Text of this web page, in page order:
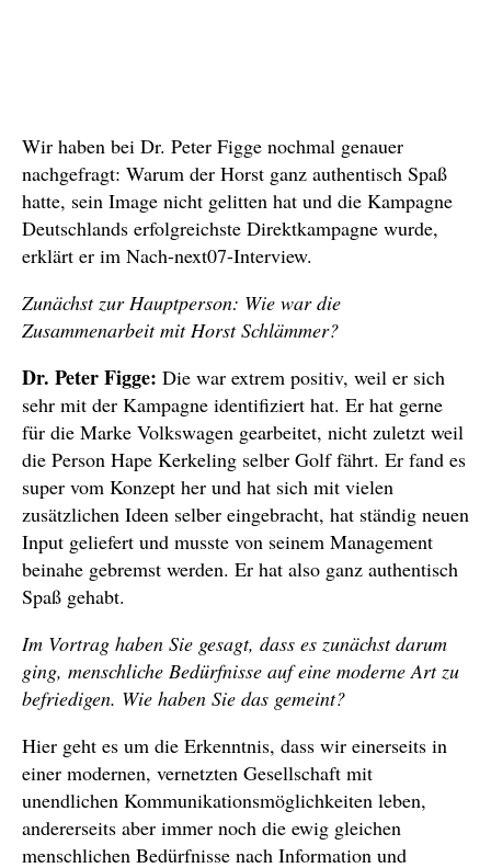
Wir haben bei Dr. Peter Figge nochmal genauer
nachgefragt: Warum der Horst ganz authentisch Spaß
hatte, sein Image nicht gelitten hat und die Kampagne
Deutschlands erfolgreichste Direktkampagne wurde,
erklärt er im Nach-next07-Interview.
Zunächst zur Hauptperson: Wie war die
Zusammenarbeit mit Horst Schlämmer?
Dr. Peter Figge: Die war extrem positiv, weil er sich
sehr mit der Kampagne identifiziert hat. Er hat gerne
für die Marke Volkswagen gearbeitet, nicht zuletzt weil
die Person Hape Kerkeling selber Golf fährt. Er fand es
super vom Konzept her und hat sich mit vielen
zusätzlichen Ideen selber eingebracht, hat ständig neuen
Input geliefert und musste von seinem Management
beinahe gebremst werden. Er hat also ganz authentisch
Spaß gehabt.
Im Vortrag haben Sie gesagt, dass es zunächst darum
ging, menschliche Bedürfnisse auf eine moderne Art zu
befriedigen. Wie haben Sie das gemeint?
Hier geht es um die Erkenntnis, dass wir einerseits in
einer modernen, vernetzten Gesellschaft mit
unendlichen Kommunikationsmöglichkeiten leben,
andererseits aber immer noch die ewig gleichen
menschlichen Bedürfnisse nach Information und